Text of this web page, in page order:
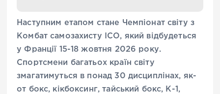
Наступним етапом стане Чемпіонат світу з
Комбат самозахисту ІСО, який відбудеться
у Франції 15-18 жовтня 2026 року.
Спортсмени багатьох країн світу
змагатимуться в понад 30 дисциплінах, як-
от бокс, кікбоксинг, тайський бокс, К-1,